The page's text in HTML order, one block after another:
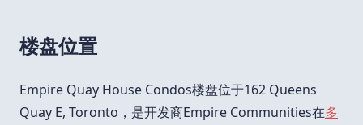
楼盘位置
Empire Quay House Condos楼盘位于162 Queens
Quay E, Toronto，是开发商Empire Communities在多